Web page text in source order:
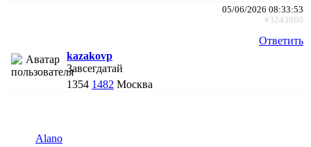
05/06/2026 08:33:53
#3243860
Ответить
kazakovp
Завсегдатай
1354 1482 Москва
Alano